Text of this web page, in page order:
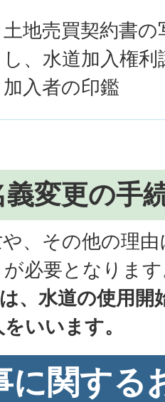
土地売買契約書
し、水道加入権
加入者の印鑑
変更の手
、その他の理
必要となりま
、水道の使用開
いいます。
に関する